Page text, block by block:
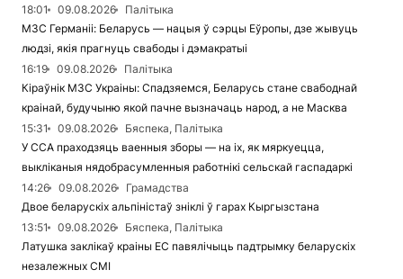
18:01
09.08.2026
Палітыка
МЗС Германіі: Беларусь — нацыя ў сэрцы Еўропы, дзе жывуць
людзі, якія прагнуць свабоды і дэмакратыі
16:19
09.08.2026
Палітыка
Кіраўнік МЗС Украіны: Спадзяемся, Беларусь стане свабоднай
краінай, будучыню якой пачне вызначаць народ, а не Масква
15:31
09.08.2026
Бяспека, Палітыка
У ССА праходзяць ваенныя зборы — на іх, як мяркуецца,
выкліканыя нядобрасумленныя работнікі сельскай гаспадаркі
14:26
09.08.2026
Грамадства
Двое беларускіх альпіністаў зніклі ў гарах Кыргызстана
13:51
09.08.2026
Бяспека, Палітыка
Латушка заклікаў краіны ЕС павялічыць падтрымку беларускіх
незалежных СМІ